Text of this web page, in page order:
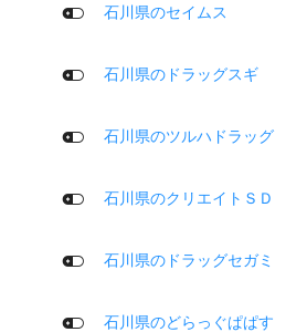
石川県のセイムス
石川県のドラッグスギ
石川県のツルハドラッグ
石川県のクリエイトＳＤ
石川県のドラッグセガミ
石川県のどらっぐぱぱす